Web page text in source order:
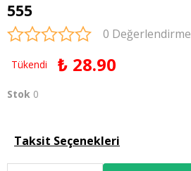
555
0 Değerlendirme
Tükendi ₺ 28.90
Stok 0
Taksit Seçenekleri